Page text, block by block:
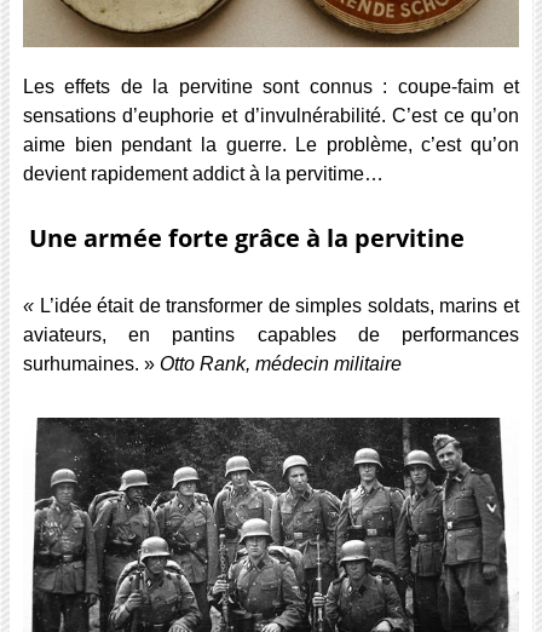
Les effets de la pervitine sont connus : coupe-faim et
sensations d’euphorie et d’invulnérabilité. C’est ce qu’on
aime bien pendant la guerre. Le problème, c’est qu’on
devient rapidement addict à la pervitime…
Une armée forte grâce à la pervitine
« L’idée était de transformer de simples soldats, marins et
aviateurs, en pantins capables de performances
surhumaines. »Otto Rank, médecin militaire